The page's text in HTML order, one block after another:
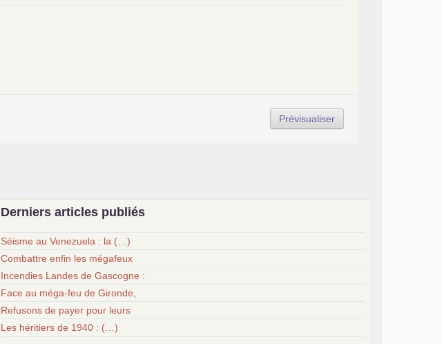
Derniers articles publiés
Séisme au Venezuela : la (…)
Combattre enfin les mégafeux
Incendies Landes de Gascogne :
Face au méga-feu de Gironde,
Refusons de payer pour leurs
Les héritiers de 1940 : (…)